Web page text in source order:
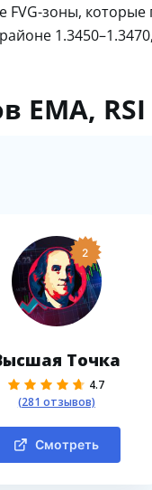
FVG-зоны,
RSI
2
Точка
4.7
(281 отзывов)
Смотреть